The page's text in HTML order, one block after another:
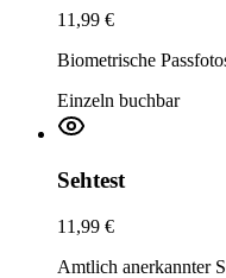
11,99 €
Biometrische
Einzeln buchbar
Sehtest
11,99 €
Amtlich anerkannter